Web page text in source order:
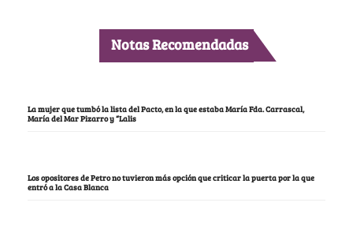
Notas Recomendadas
La mujer que tumbó la lista del Pacto, en la que estaba María Fda. Carrascal,
María del Mar Pizarro y “Lalis
Los opositores de Petro no tuvieron más opción que criticar la puerta por la que
entró a la Casa Blanca